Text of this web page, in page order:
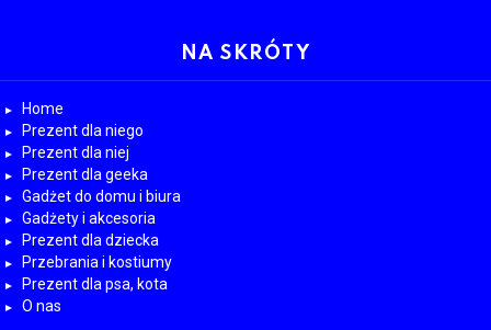
NA SKRÓTY
Home
Prezent dla niego
Prezent dla niej
Prezent dla geeka
Gadżet do domu i biura
Gadżety i akcesoria
Prezent dla dziecka
Przebrania i kostiumy
Prezent dla psa, kota
O nas